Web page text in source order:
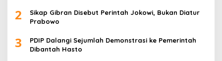
2
Sikap Gibran Disebut Perintah Jokowi, Bukan Diatur
Prabowo
3
PDIP Dalangi Sejumlah Demonstrasi ke Pemerintah
Dibantah Hasto